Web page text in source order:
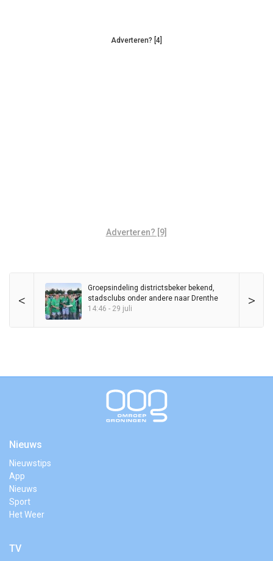
Adverteren? [4]
Adverteren? [9]
< >
Groepsindeling districtsbeker bekend,
stadsclubs onder andere naar Drenthe
14:46 - 29 juli
Nieuws
Nieuwstips
App
Nieuws
Sport
Het Weer
TV